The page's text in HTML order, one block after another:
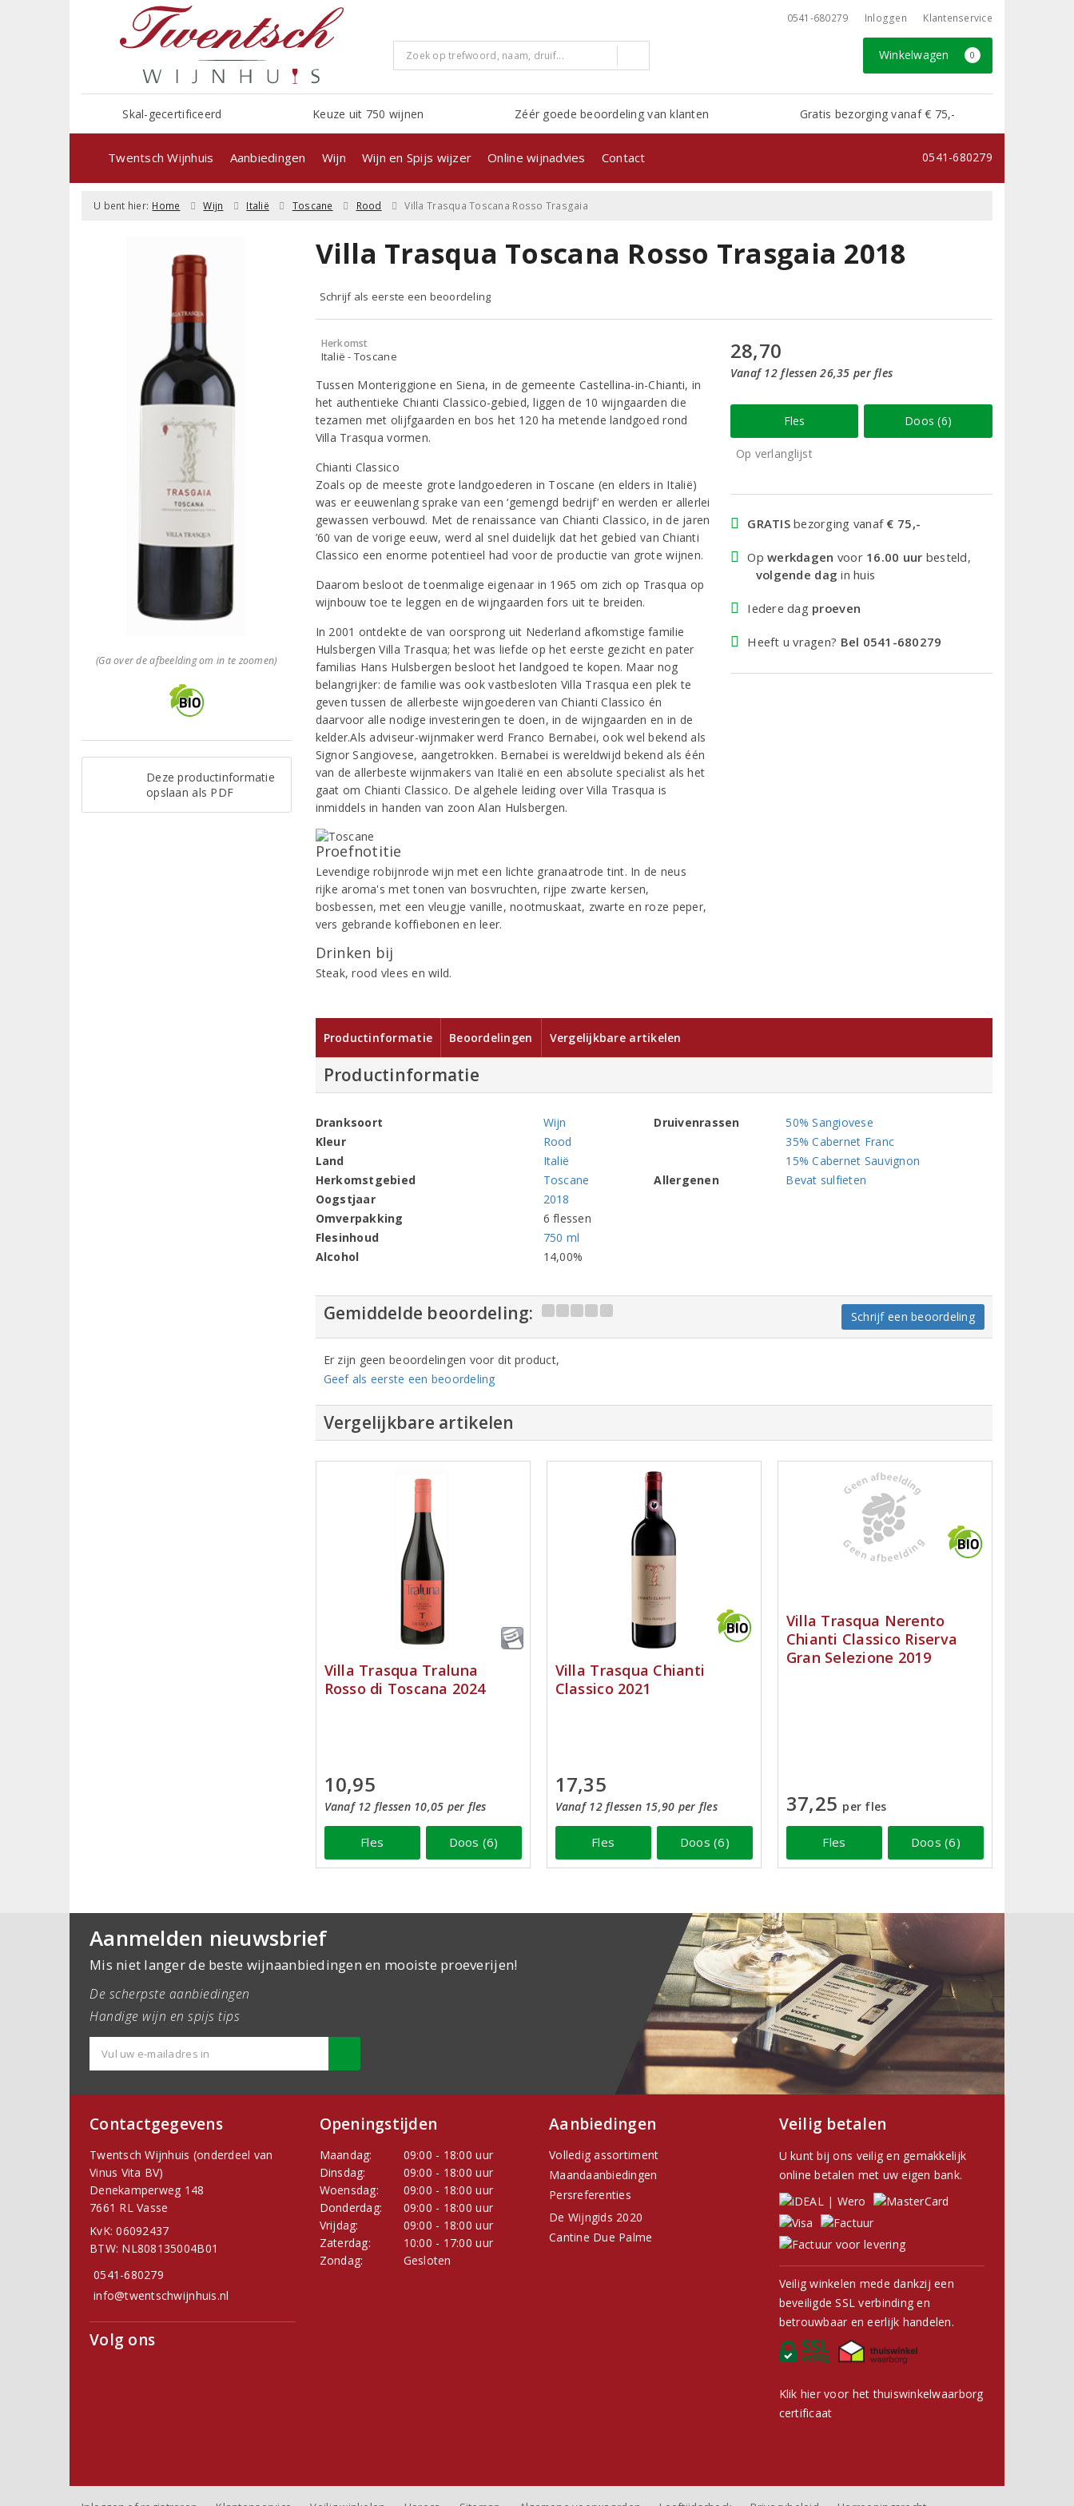
0541-680279 Inloggen Klantenservice
Winkelwagen 0
Skal-gecertificeerd Keuze uit 750 wijnen Zéér goede beoordeling van klanten Gratis bezorging vanaf € 75,-
Twentsch Wijnhuis Aanbiedingen Wijn Wijn en Spijs wijzer Online wijnadvies Contact 0541-680279
U bent hier: Home Wijn Italië Toscane Rood Villa Trasqua Toscana Rosso Trasgaia
(Ga over de afbeelding om in te zoomen)
Deze productinformatie
opslaan als PDF
Villa Trasqua Toscana Rosso Trasgaia 2018
Schrijf als eerste een beoordeling
Herkomst
Italië - Toscane
Tussen Monteriggione en Siena, in de gemeente Castellina-in-Chianti, in
het authentieke Chianti Classico-gebied, liggen de 10 wijngaarden die
tezamen met olijfgaarden en bos het 120 ha metende landgoed rond
Villa Trasqua vormen.
Chianti Classico
Zoals op de meeste grote landgoederen in Toscane (en elders in Italië)
was er eeuwenlang sprake van een ‘gemengd bedrijf’ en werden er allerlei
gewassen verbouwd. Met de renaissance van Chianti Classico, in de jaren
’60 van de vorige eeuw, werd al snel duidelijk dat het gebied van Chianti
Classico een enorme potentieel had voor de productie van grote wijnen.
Daarom besloot de toenmalige eigenaar in 1965 om zich op Trasqua op
wijnbouw toe te leggen en de wijngaarden fors uit te breiden.
In 2001 ontdekte de van oorsprong uit Nederland afkomstige familie
Hulsbergen Villa Trasqua; het was liefde op het eerste gezicht en pater
familias Hans Hulsbergen besloot het landgoed te kopen. Maar nog
belangrijker: de familie was ook vastbesloten Villa Trasqua een plek te
geven tussen de allerbeste wijngoederen van Chianti Classico én
daarvoor alle nodige investeringen te doen, in de wijngaarden en in de
kelder.Als adviseur-wijnmaker werd Franco Bernabei, ook wel bekend als
Signor Sangiovese, aangetrokken. Bernabei is wereldwijd bekend als één
van de allerbeste wijnmakers van Italië en een absolute specialist als het
gaat om Chianti Classico. De algehele leiding over Villa Trasqua is
inmiddels in handen van zoon Alan Hulsbergen.
Proefnotitie
Levendige robijnrode wijn met een lichte granaatrode tint. In de neus
rijke aroma's met tonen van bosvruchten, rijpe zwarte kersen,
bosbessen, met een vleugje vanille, nootmuskaat, zwarte en roze peper,
vers gebrande koffiebonen en leer.
Drinken bij
Steak, rood vlees en wild.
28,70
Vanaf 12 flessen 26,35 per fles
Fles Doos (6)
Op verlanglijst
GRATISbezorging vanaf € 75,-
Opwerkdagen voor 16.00 uur besteld,
volgende dag in huis
Iedere dag proeven
Heeft u vragen? Bel 0541-680279
Productinformatie Beoordelingen Vergelijkbare artikelen
Productinformatie
Dranksoort
Wijn
Kleur
Rood
Land
Italië
Herkomstgebied
Toscane
Oogstjaar
2018
Omverpakking
6 flessen
Flesinhoud
750 ml
Alcohol
14,00%
Druivenrassen
50% Sangiovese
35% Cabernet Franc
15% Cabernet Sauvignon
Allergenen
Bevat sulfieten
Gemiddelde beoordeling: Schrijf een beoordeling
Er zijn geen beoordelingen voor dit product,
Geef als eerste een beoordeling
Vergelijkbare artikelen
Villa Trasqua Traluna
Rosso di Toscana 2024
10,95
Vanaf 12 flessen 10,05 per fles
Fles Doos (6)
Villa Trasqua Chianti
Classico 2021
17,35
Vanaf 12 flessen 15,90 per fles
Fles Doos (6)
Villa Trasqua Nerento
Chianti Classico Riserva
Gran Selezione 2019
37,25 per fles
Fles Doos (6)
Aanmelden nieuwsbrief
Mis niet langer de beste wijnaanbiedingen en mooiste proeverijen!
De scherpste aanbiedingen
Handige wijn en spijs tips
Contactgegevens
Twentsch Wijnhuis (onderdeel van
Vinus Vita BV)
Denekamperweg 148
7661 RL Vasse
KvK: 06092437
BTW: NL808135004B01
0541-680279
info@twentschwijnhuis.nl
Volg ons
Openingstijden
Maandag:
09:00 - 18:00 uur
Dinsdag:
09:00 - 18:00 uur
Woensdag:
09:00 - 18:00 uur
Donderdag:
09:00 - 18:00 uur
Vrijdag:
09:00 - 18:00 uur
Zaterdag:
10:00 - 17:00 uur
Zondag:
Gesloten
Aanbiedingen
Volledig assortiment
Maandaanbiedingen
Persreferenties
De Wijngids 2020
Cantine Due Palme
Veilig betalen
U kunt bij ons veilig en gemakkelijk
online betalen met uw eigen bank.
Veilig winkelen mede dankzij een
beveiligde SSL verbinding en
betrouwbaar en eerlijk handelen.
Klik hier voor het thuiswinkelwaarborg
certificaat